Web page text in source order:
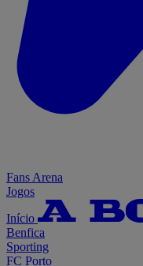
Fans Arena
Jogos
Início
Benfica
Sporting
FC Porto